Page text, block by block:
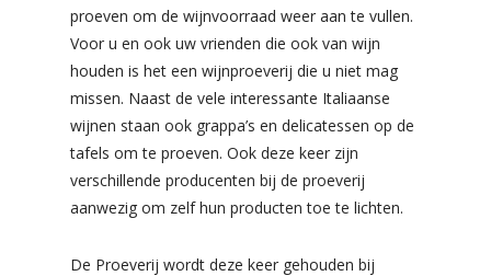
proeven om de wijnvoorraad weer aan te vullen.
Voor u en ook uw vrienden die ook van wijn
houden is het een wijnproeverij die u niet mag
missen. Naast de vele interessante Italiaanse
wijnen staan ook grappa’s en delicatessen op de
tafels om te proeven. Ook deze keer zijn
verschillende producenten bij de proeverij
aanwezig om zelf hun producten toe te lichten.
De Proeverij wordt deze keer gehouden bij